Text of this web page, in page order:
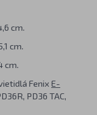
cm.
cm.
cm.
Fenix E-
PD36 TAC,